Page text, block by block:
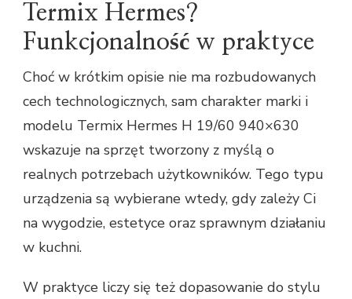
Termix Hermes?
Funkcjonalność w praktyce
Choć w krótkim opisie nie ma rozbudowanych
cech technologicznych, sam charakter marki i
modelu Termix Hermes H 19/60 940×630
wskazuje na sprzęt tworzony z myślą o
realnych potrzebach użytkowników. Tego typu
urządzenia są wybierane wtedy, gdy zależy Ci
na wygodzie, estetyce oraz sprawnym działaniu
w kuchni.
W praktyce liczy się też dopasowanie do stylu